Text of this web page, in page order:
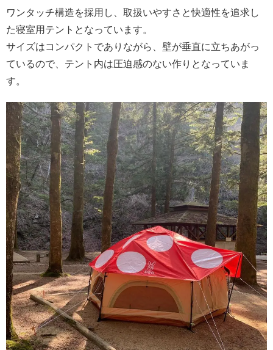
ワンタッチ構造を採用し、取扱いやすさと快適性を追求し
た寝室用テントとなっています。
サイズはコンパクトでありながら、壁が垂直に立ちあがっ
ているので、テント内は圧迫感のない作りとなっていま
す。